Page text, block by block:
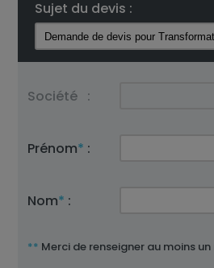
Sujet du devis :
Société :
Prénom* :
Nom* :
** Merci de renseigner au moins